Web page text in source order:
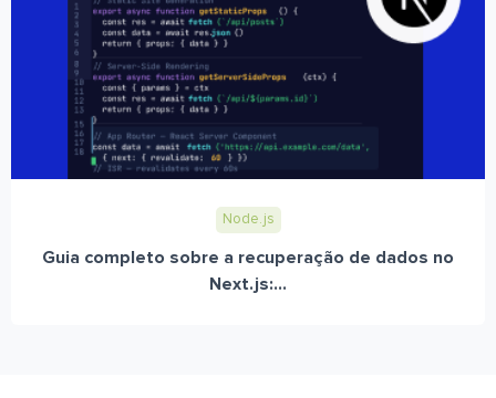
Node.js
Guia completo sobre a recuperação de dados no
Next.js:...